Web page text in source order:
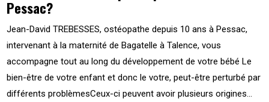
Pessac?
Jean-David TREBESSES, ostéopathe depuis 10 ans à Pessac,
intervenant à la maternité de Bagatelle à Talence, vous
accompagne tout au long du développement de votre bébé Le
bien-être de votre enfant et donc le votre, peut-être perturbé par
différents problèmesCeux-ci peuvent avoir plusieurs origines...